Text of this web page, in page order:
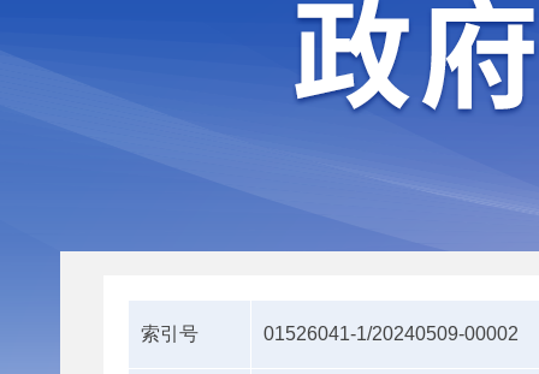
索引号 01526041-1/20240509-00002